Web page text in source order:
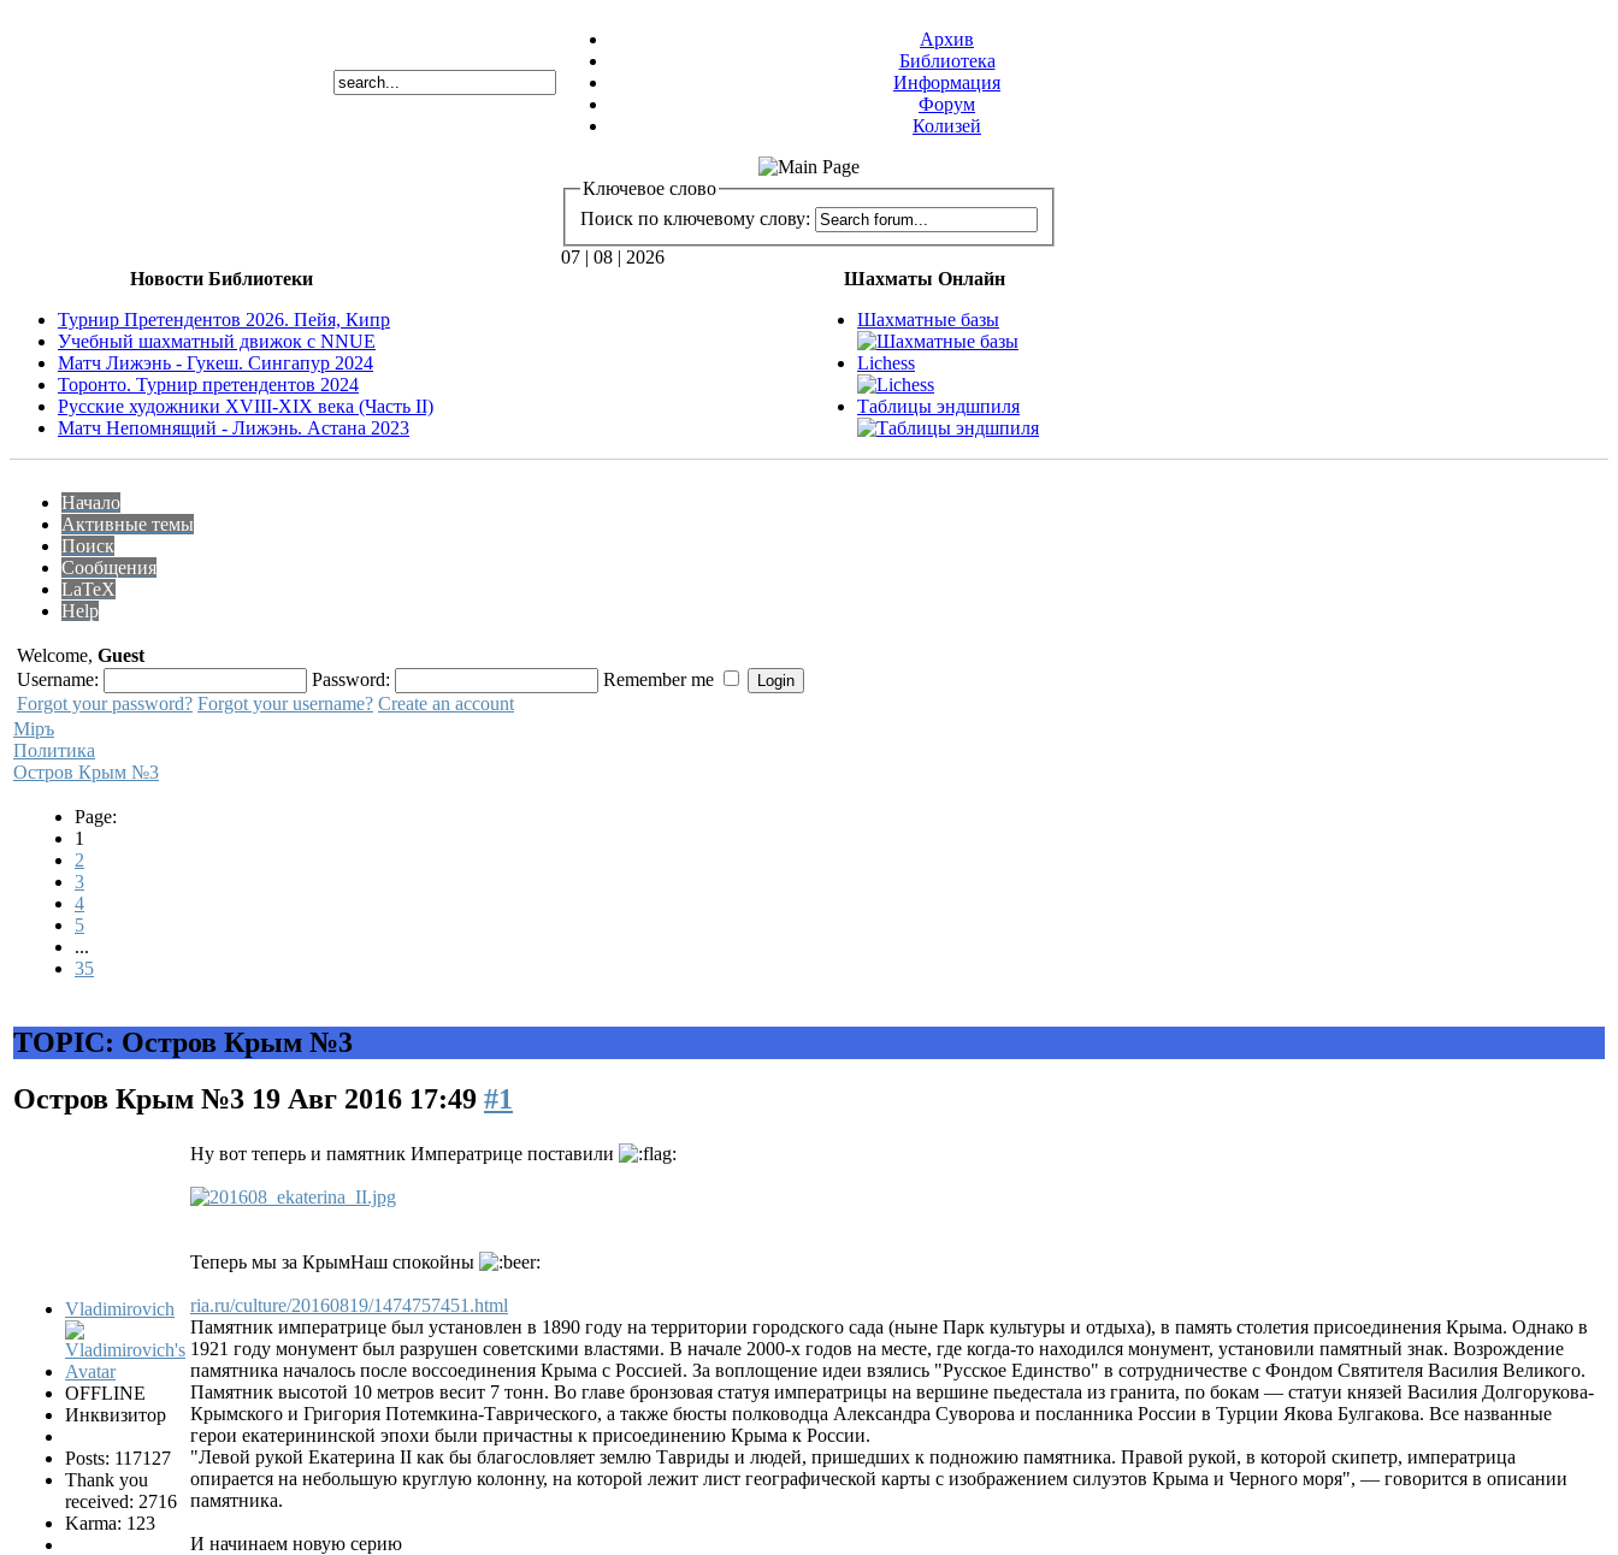
Архив
Библиотека
Информация
Форум
Колизей
Ключевое слово
Поиск по ключевому слову:
07 | 08 | 2026
Новости Библиотеки
Турнир Претендентов 2026. Пейя, Кипр
Учебный шахматный движок с NNUE
Матч Лижэнь - Гукеш. Сингапур 2024
Торонто. Турнир претендентов 2024
Русские художники XVIII-XIX века (Часть II)
Матч Непомнящий - Лижэнь. Астана 2023
Шахматы Онлайн
Шахматные базы
Lichess
Таблицы эндшпиля
Начало
Активные темы
Поиск
Сообщения
LaTeX
Help
Welcome, Guest
Username:
Password:
Remember me
Forgot your password? Forgot your username? Create an account
Мiръ
Политика
Остров Крым №3
Page:
1
2
3
4
5
...
35
TOPIC: Остров Крым №3
Остров Крым №3 19 Авг 2016 17:49 #1
Vladimirovich
OFFLINE
Инквизитор
Posts: 117127
Thank you
received: 2716
Karma: 123
Ну вот теперь и памятник Императрице поставили
Теперь мы за КрымНаш спокойны
ria.ru/culture/20160819/1474757451.html
Памятник императрице был установлен в 1890 году на территории городского сада (ныне Парк культуры и отдыха), в память столетия присоединения Крыма. Однако в
1921 году монумент был разрушен советскими властями. В начале 2000-х годов на месте, где когда-то находился монумент, установили памятный знак. Возрождение
памятника началось после воссоединения Крыма с Россией. За воплощение идеи взялись "Русское Единство" в сотрудничестве с Фондом Святителя Василия Великого.
Памятник высотой 10 метров весит 7 тонн. Во главе бронзовая статуя императрицы на вершине пьедестала из гранита, по бокам — статуи князей Василия Долгорукова-
Крымского и Григория Потемкина-Таврического, а также бюсты полководца Александра Суворова и посланника России в Турции Якова Булгакова. Все названные
герои екатерининской эпохи были причастны к присоединению Крыма к России.
"Левой рукой Екатерина II как бы благословляет землю Тавриды и людей, пришедших к подножию памятника. Правой рукой, в которой скипетр, императрица
опирается на небольшую круглую колонну, на которой лежит лист географической карты с изображением силуэтов Крыма и Черного моря", — говорится в описании
памятника.
И начинаем новую серию